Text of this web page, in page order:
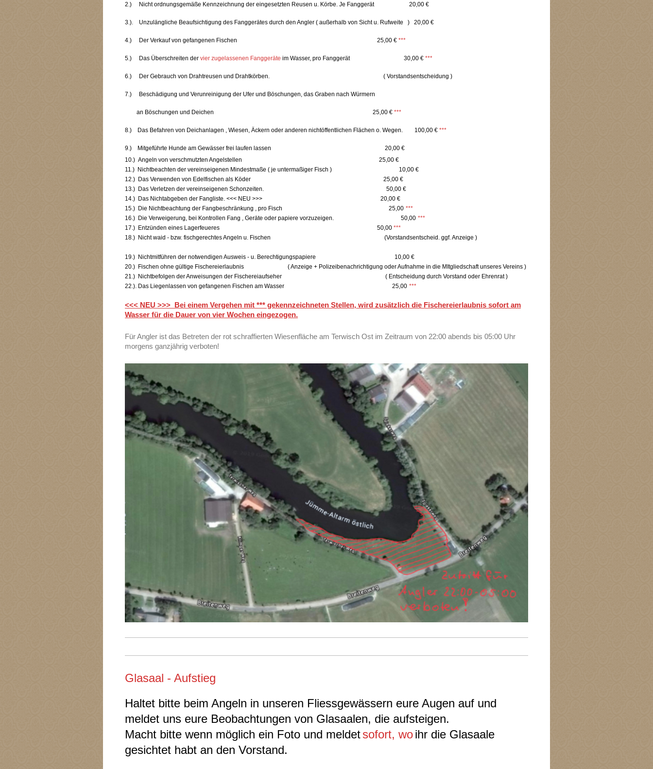
2.) Nicht ordnungsgemäße Kennzeichnung der eingesetzten Reusen u. Körbe. Je Fanggerät 20,00 €
3.). Unzulängliche Beaufsichtigung des Fanggerätes durch den Angler ( außerhalb von Sicht u. Rufweite ) 20,00 €
4.) Der Verkauf von gefangenen Fischen 25,00 € ***
5.) Das Überschreiten der vier zugelassenen Fanggeräte im Wasser, pro Fanggerät 30,00 € ***
6.) Der Gebrauch von Drahtreusen und Drahtkörben. ( Vorstandsentscheidung )
7.) Beschädigung und Verunreinigung der Ufer und Böschungen, das Graben nach Würmern
an Böschungen und Deichen 25,00 € ***
8.) Das Befahren von Deichanlagen , Wiesen, Äckern oder anderen nichtöffentlichen Flächen o. Wegen. 100,00 € ***
9.) Mitgeführte Hunde am Gewässer frei laufen lassen 20,00 €
10.) Angeln von verschmutzten Angelstellen 25,00 €
11.) Nichtbeachten der vereinseigenen Mindestmaße ( je untermaßiger Fisch ) 10,00 €
12.) Das Verwenden von Edelfischen als Köder 25,00 €
13.) Das Verletzen der vereinseigenen Schonzeiten. 50,00 €
14.) Das Nichtabgeben der Fangliste. <<< NEU >>> 20,00 €
15.) Die Nichtbeachtung der Fangbeschränkung , pro Fisch 25,00 ***
16.) Die Verweigerung, bei Kontrollen Fang , Geräte oder papiere vorzuzeigen. 50,00 ***
17.) Entzünden eines Lagerfeueres 50,00 ***
18.) Nicht waid - bzw. fischgerechtes Angeln u. Fischen (Vorstandsentscheid. ggf. Anzeige )
19.) Nichtmitführen der notwendigen Ausweis - u. Berechtigungspapiere 10,00 €
20.) Fischen ohne gültige Fischereierlaubnis ( Anzeige + Polizeibenachrichtigung oder Aufnahme in die MItgliedschaft unseres Vereins )
21.) Nichtbefolgen der Anweisungen der Fischereiaufseher ( Entscheidung durch Vorstand oder Ehrenrat )
22.). Das Liegenlassen von gefangenen Fischen am Wasser 25,00 ***
<<< NEU >>> Bei einem Vergehen mit *** gekennzeichneten Stellen, wird zusätzlich die Fischereierlaubnis sofort am
Wasser für die Dauer von vier Wochen eingezogen.
Für Angler ist das Betreten der rot schraffierten Wiesenfläche am Terwisch Ost im Zeitraum von 22:00 abends bis 05:00 Uhr
morgens ganzjährig verboten!
Glasaal - Aufstieg
Haltet bitte beim Angeln in unseren Fliessgewässern eure Augen auf und
meldet uns eure Beobachtungen von Glasaalen, die aufsteigen.
Macht bitte wenn möglich ein Foto und meldetsofort, woihr die Glasaale
gesichtet habt an den Vorstand.